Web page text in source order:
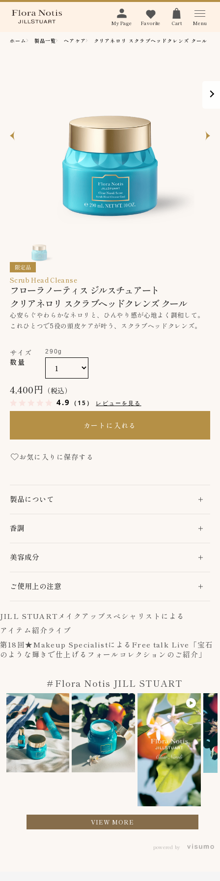
My Page Favorite Cart Menu
ホーム 製品一覧 ヘアケア クリアネロリ スクラブヘッドクレンズ クール
Scrub Head Cleanse
フローラノーティス ジルスチュアート
クリアネロリ スクラブヘッドクレンズ クール
心安らぐやわらかなネロリと、ひんやり感が心地よく調和して。
これひとつで5役の頭皮ケアが叶う、スクラブヘッドクレンズ。
サイズ 290g
数量
4,400円 （税込）
4.9
（15） レビューを見る
カートに入れる
お気に入りに保存する
製品について
香調
美容成分
ご使用上の注意
JILL STUARTメイクアップスペシャリストによる
アイテム紹介ライブ
第18回★Makeup SpecialistによるFree talk Live「宝石
のような輝きで仕上げるフォールコレクションのご紹介」
＃Flora Notis JILL STUART
VIEW MORE
powered by